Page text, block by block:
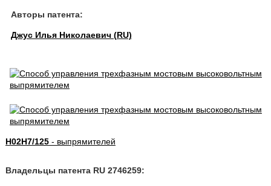
Авторы патента:
Джус Илья Николаевич (RU)
H02H7/125- выпрямителей
Владельцы патента RU 2746259: